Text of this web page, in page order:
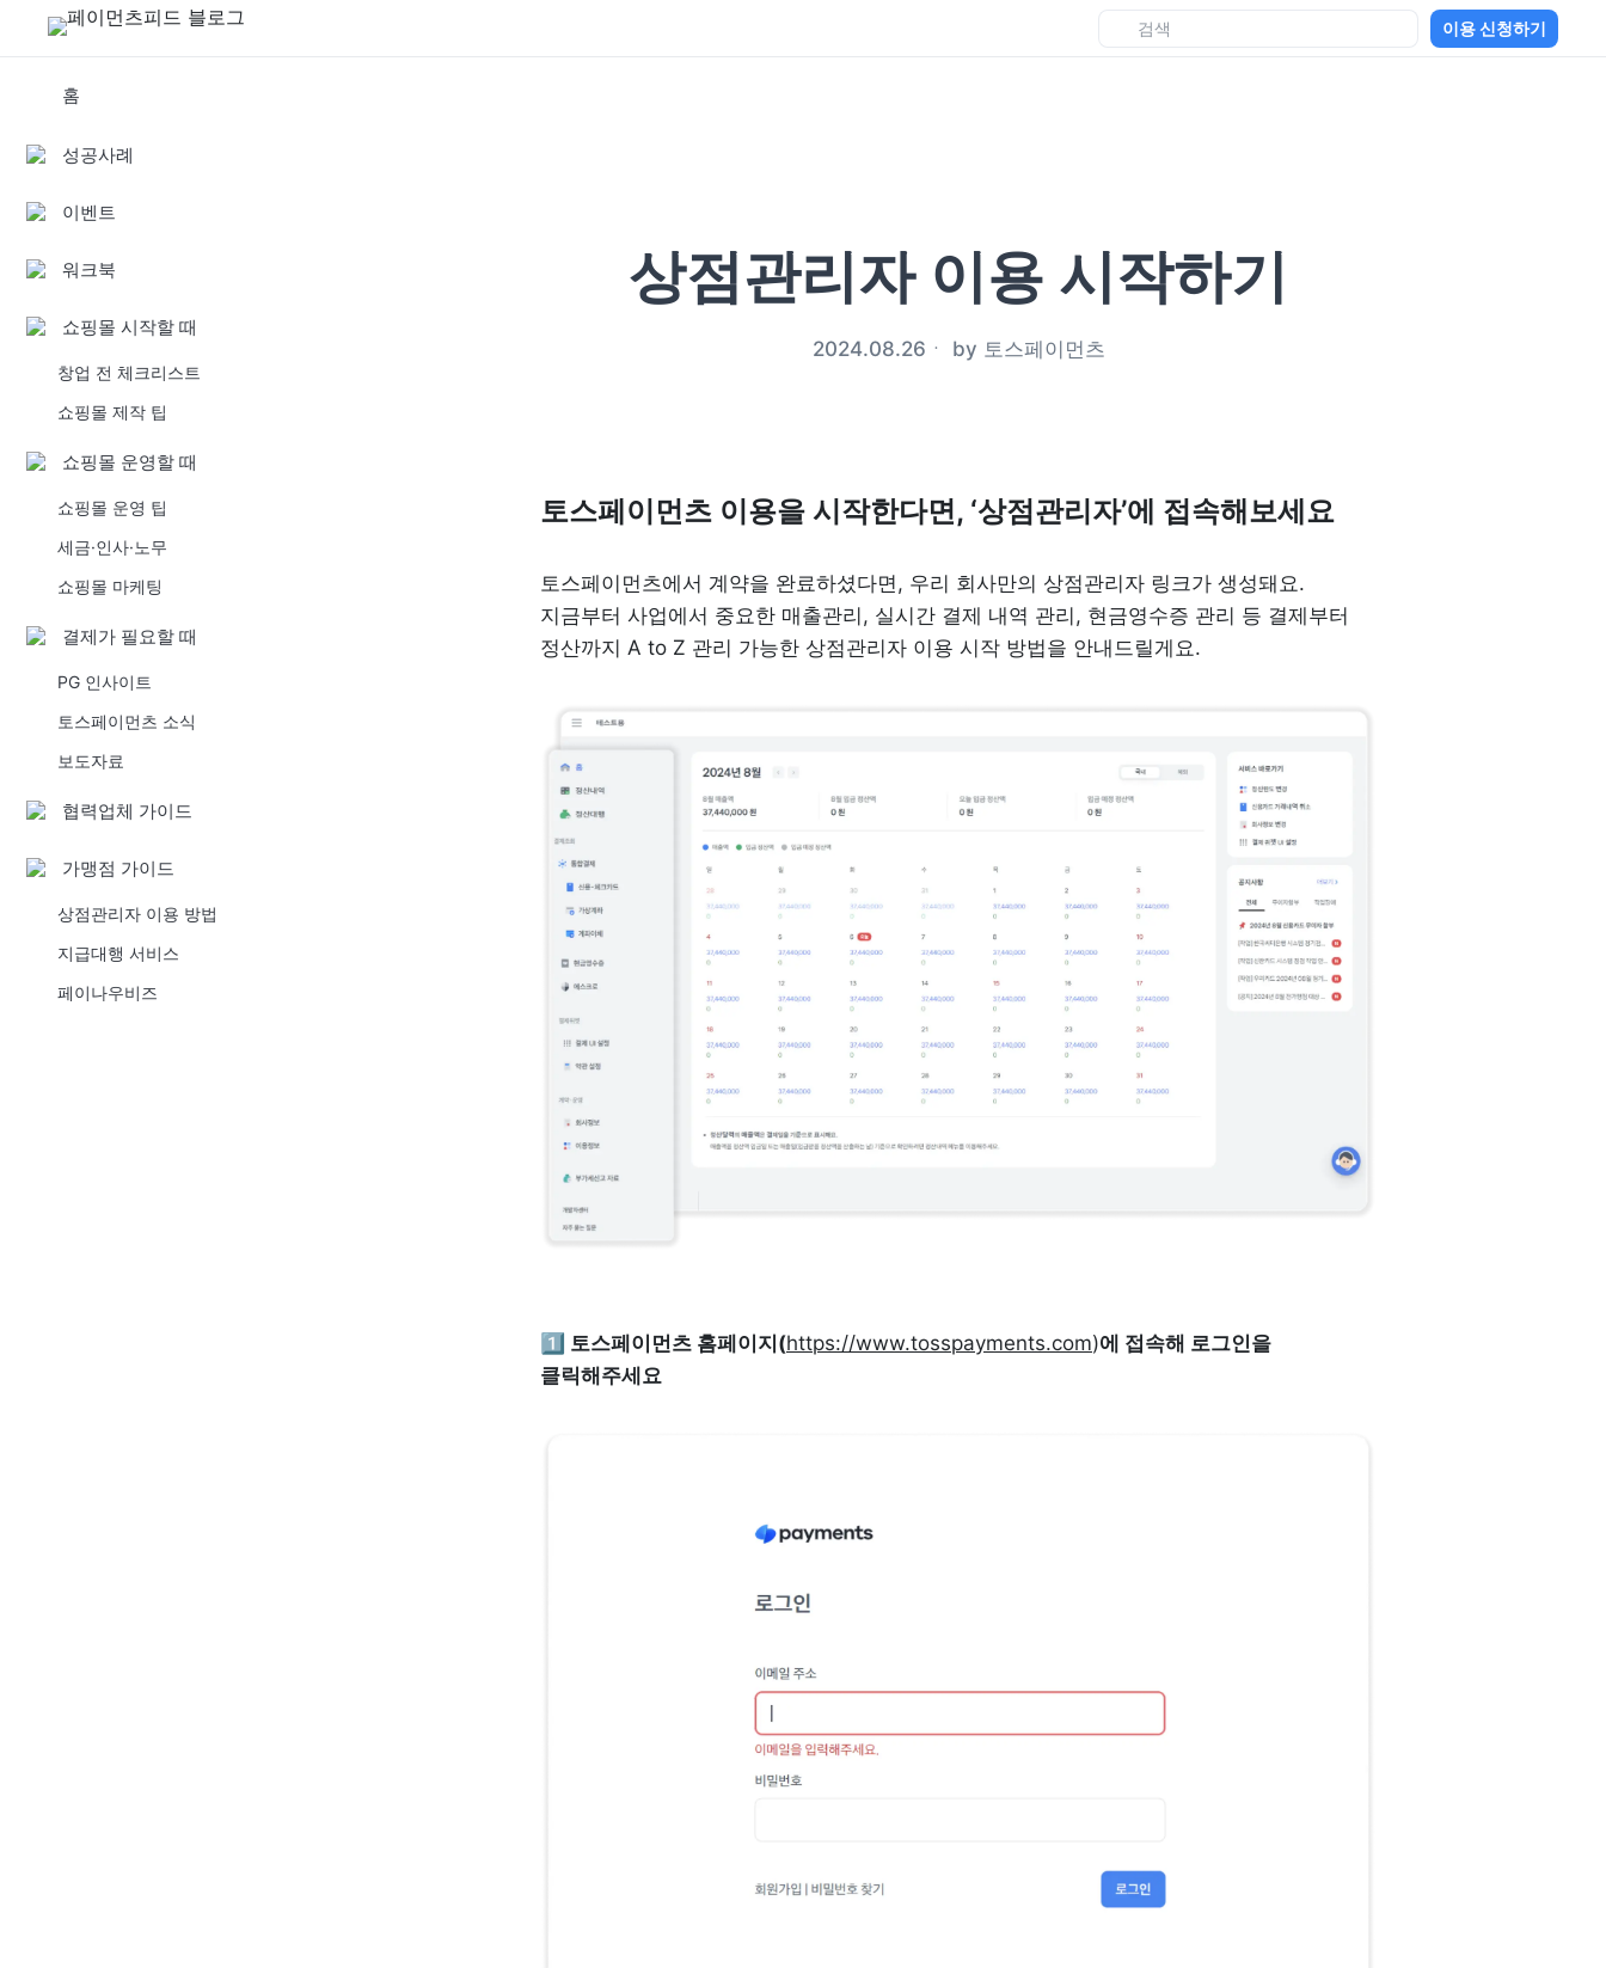
이용 신청하기
홈
성공사례
이벤트
워크북
쇼핑몰 시작할 때
창업 전 체크리스트
쇼핑몰 제작 팁
쇼핑몰 운영할 때
쇼핑몰 운영 팁
세금·인사·노무
쇼핑몰 마케팅
결제가 필요할 때
PG 인사이트
토스페이먼츠 소식
보도자료
협력업체 가이드
가맹점 가이드
상점관리자 이용 방법
지급대행 서비스
페이나우비즈
상점관리자 이용 시작하기
2024.08.26 ㆍ by 토스페이먼츠
토스페이먼츠 이용을 시작한다면, ‘상점관리자’에 접속해보세요
토스페이먼츠에서 계약을 완료하셨다면, 우리 회사만의 상점관리자 링크가 생성돼요.
지금부터 사업에서 중요한 매출관리, 실시간 결제 내역 관리, 현금영수증 관리 등 결제부터
정산까지 A to Z 관리 가능한 상점관리자 이용 시작 방법을 안내드릴게요.
1️⃣ 토스페이먼츠 홈페이지(https://www.tosspayments.com)에 접속해 로그인을
클릭해주세요